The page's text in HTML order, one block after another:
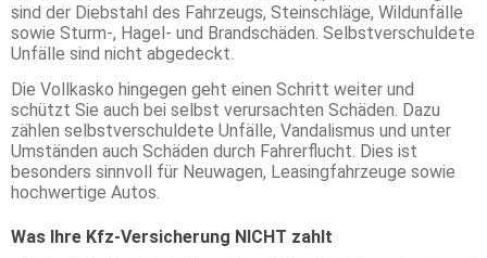
sind der Diebstahl des Fahrzeugs, Steinschläge, Wildunfälle
sowie Sturm-, Hagel- und Brandschäden. Selbstverschuldete
Unfälle sind nicht abgedeckt.
Die Vollkasko hingegen geht einen Schritt weiter und
schützt Sie auch bei selbst verursachten Schäden. Dazu
zählen selbstverschuldete Unfälle, Vandalismus und unter
Umständen auch Schäden durch Fahrerflucht. Dies ist
besonders sinnvoll für Neuwagen, Leasingfahrzeuge sowie
hochwertige Autos.
Was Ihre Kfz-Versicherung NICHT zahlt